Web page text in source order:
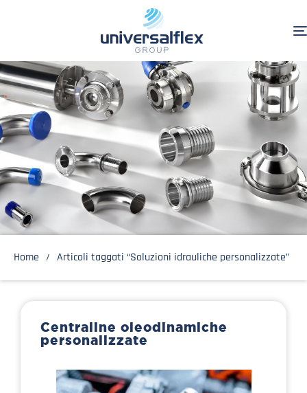
Home Articoli taggati “Soluzioni idrauliche personalizzate”
Centraline oleodinamiche
personalizzate